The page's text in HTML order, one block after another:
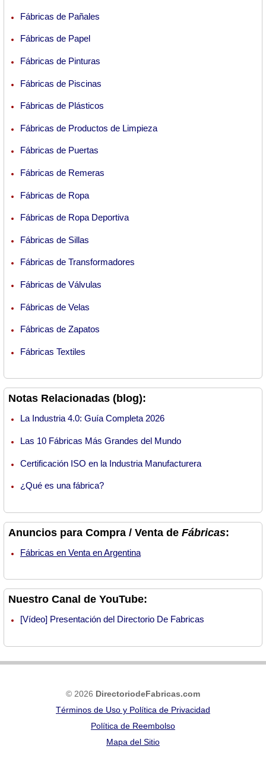
Fábricas de Pañales
Fábricas de Papel
Fábricas de Pinturas
Fábricas de Piscinas
Fábricas de Plásticos
Fábricas de Productos de Limpieza
Fábricas de Puertas
Fábricas de Remeras
Fábricas de Ropa
Fábricas de Ropa Deportiva
Fábricas de Sillas
Fábricas de Transformadores
Fábricas de Válvulas
Fábricas de Velas
Fábricas de Zapatos
Fábricas Textiles
Notas Relacionadas (blog):
La Industria 4.0: Guía Completa 2026
Las 10 Fábricas Más Grandes del Mundo
Certificación ISO en la Industria Manufacturera
¿Qué es una fábrica?
Anuncios para Compra / Venta de Fábricas:
Fábricas en Venta en Argentina
Nuestro Canal de YouTube:
[Vídeo] Presentación del Directorio De Fabricas
© 2026 DirectoriodeFabricas.com
Términos de Uso y Política de Privacidad
Política de Reembolso
Mapa del Sitio